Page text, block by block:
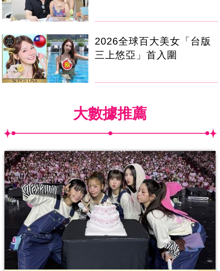
2026全球百大美女「台版
三上悠亞」首入圍
大數據推薦